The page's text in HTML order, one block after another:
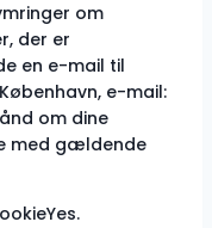
om
der er
en e-mail til
e-mail:
om dine
med gældende